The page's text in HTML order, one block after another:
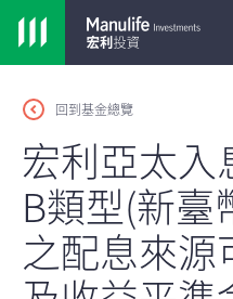
回到基金總覽
宏利亞太入
B類型(新臺
之配息來源